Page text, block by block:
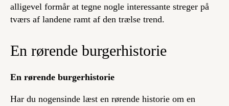
alligevel formår at tegne nogle interessante streger på
tværs af landene ramt af den trælse trend.
En rørende burgerhistorie
En rørende burgerhistorie
Har du nogensinde læst en rørende historie om en